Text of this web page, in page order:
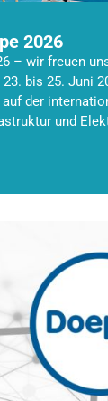
2026
– wir freuen
bis 25. Juni
der
und